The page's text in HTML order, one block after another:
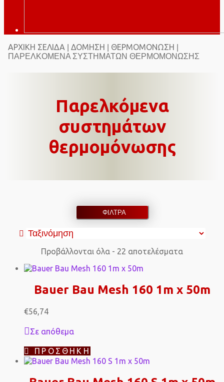
ΑΡΧΙΚΉ ΣΕΛΊΔΑ ΔΌΜΗΣΗ ΘΕΡΜΟΜΌΝΩΣΗ
ΠΑΡΕΛΚΌΜΕΝΑ ΣΥΣΤΗΜΆΤΩΝ ΘΕΡΜΟΜΌΝΩΣΗΣ
Παρελκόμενα
συστημάτων
θερμομόνωσης
ΦΙΛΤΡΑ
Προβάλλονται όλα - 22 αποτελέσματα
Bauer Bau Mesh 160 1m x 50m
€56,74
Σε απόθεμα
ΠΡΟΣΘΉΚΗ